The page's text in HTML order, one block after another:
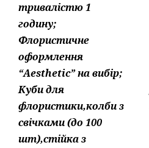
тривалістю 1
годину;
Флористичне
оформлення
“Aesthetic” на вибір;
Куби для
флористики,колби з
свічками (до 100
шт),стійка з